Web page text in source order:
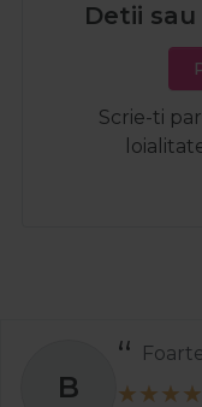
Detii
Scrie-ti
S